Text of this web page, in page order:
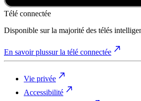
Télé connectée
Disponible sur la majorité des télés
En savoir plussur la télé connectée
Vie privée
Accessibilité